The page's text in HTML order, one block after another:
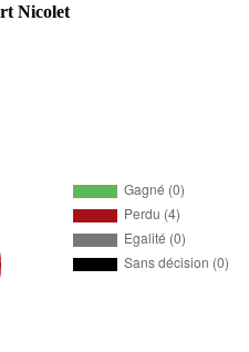
Nicolet